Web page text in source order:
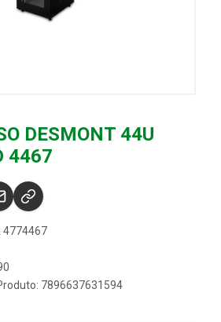
DESMONT 44U
4467
4774467
7896637631594